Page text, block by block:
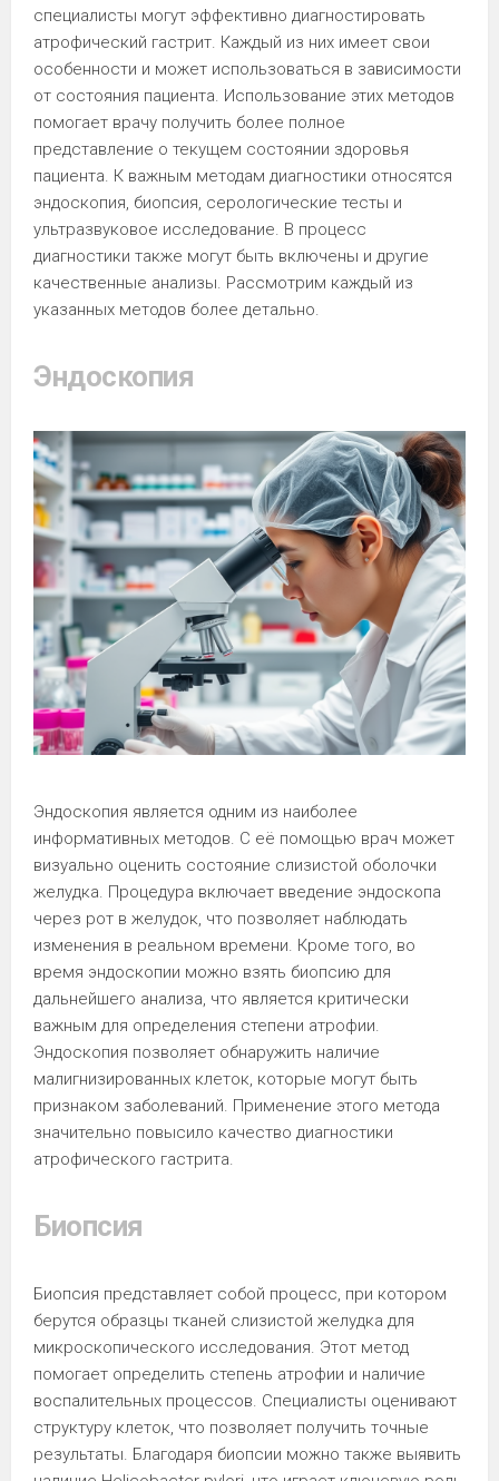
специалисты могут эффективно диагностировать
атрофический гастрит. Каждый из них имеет свои
особенности и может использоваться в зависимости
от состояния пациента. Использование этих методов
помогает врачу получить более полное
представление о текущем состоянии здоровья
пациента. К важным методам диагностики относятся
эндоскопия, биопсия, серологические тесты и
ультразвуковое исследование. В процесс
диагностики также могут быть включены и другие
качественные анализы. Рассмотрим каждый из
указанных методов более детально.
Эндоскопия
Эндоскопия является одним из наиболее
информативных методов. С её помощью врач может
визуально оценить состояние слизистой оболочки
желудка. Процедура включает введение эндоскопа
через рот в желудок, что позволяет наблюдать
изменения в реальном времени. Кроме того, во
время эндоскопии можно взять биопсию для
дальнейшего анализа, что является критически
важным для определения степени атрофии.
Эндоскопия позволяет обнаружить наличие
малигнизированных клеток, которые могут быть
признаком заболеваний. Применение этого метода
значительно повысило качество диагностики
атрофического гастрита.
Биопсия
Биопсия представляет собой процесс, при котором
берутся образцы тканей слизистой желудка для
микроскопического исследования. Этот метод
помогает определить степень атрофии и наличие
воспалительных процессов. Специалисты оценивают
структуру клеток, что позволяет получить точные
результаты. Благодаря биопсии можно также выявить